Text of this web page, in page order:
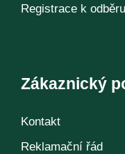
Registrace k odběru
Zákaznický
Kontakt
Reklamační řád